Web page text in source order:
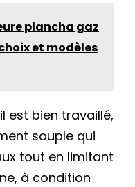
plancha gaz
et modèles
est bien travaillé,
souple qui
tout en limitant
à condition